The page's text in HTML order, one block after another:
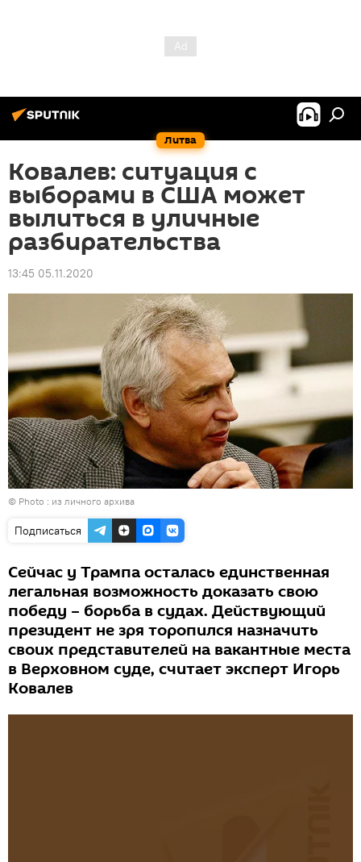
Литва
Ковалев: ситуация с
выборами в США может
вылиться в уличные
разбирательства
13:45 05.11.2020
© Photo : из личного архива
Подписаться
Сейчас у Трампа осталась единственная
легальная возможность доказать свою
победу – борьба в судах. Действующий
президент не зря торопился назначить
своих представителей на вакантные места
в Верховном суде, считает эксперт Игорь
Ковалев